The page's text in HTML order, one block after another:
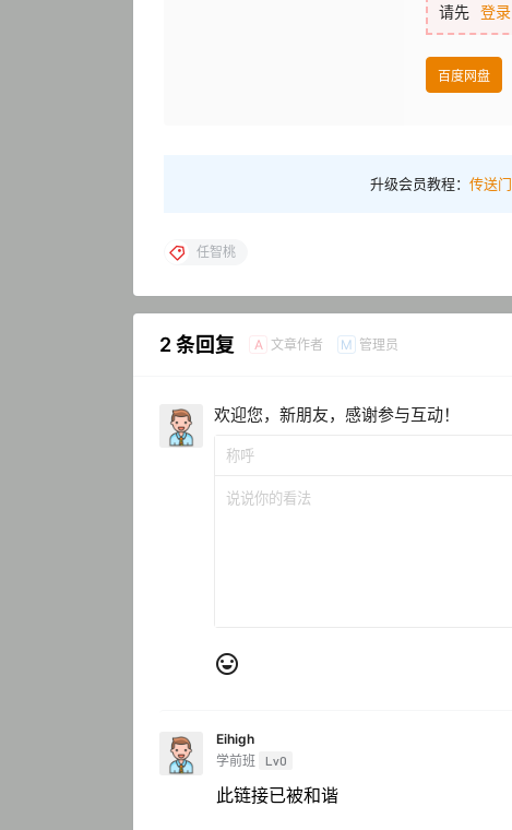
请先 登录
百度网盘
升级会员教程： 传送门
任智桃
2 条回复 A 文章作者 M 管理员
欢迎您，新朋友，感谢参与互动！
Eihigh
学前班 Lv0
此链接已被和谐